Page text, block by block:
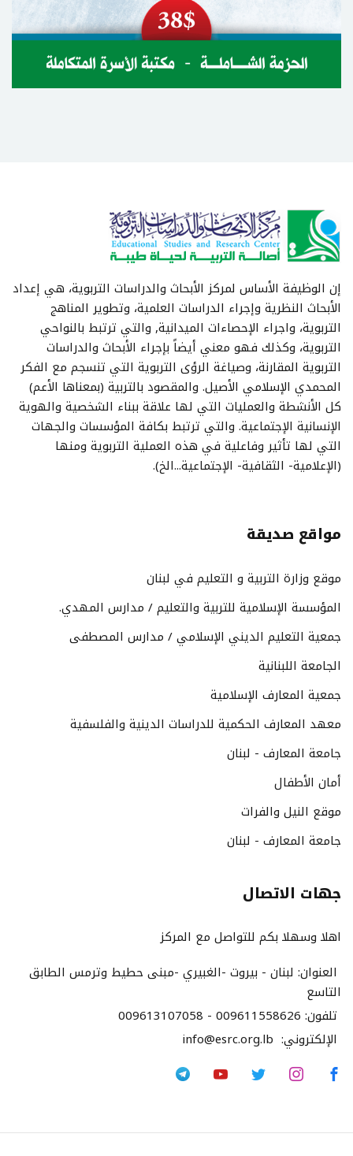
إن الوظيفة الأساس لمركز الأبحاث والدراسات التربوية، هي إعداد
الأبحاث النظرية وإجراء الدراسات العلمية، وتطوير المناهج
التربوية، واجراء الإحصاءات الميدانية, والتي ترتبط بالنواحي
التربوية، وكذلك فهو معني أيضاً بإجراء الأبحاث والدراسات
التربوية المقارنة، وصياغة الرؤى التربوية التي تنسجم مع الفكر
المحمدي الإسلامي الأصيل. والمقصود بالتربية (بمعناها الأعم)
كل الأنشطة والعمليات التي لها علاقة ببناء الشخصية والهوية
الإنسانية الإجتماعية. والتي ترتبط بكافة المؤسسات والجهات
التي لها تأثير وفاعلية في هذه العملية التربوية ومنها
(الإعلامية- الثقافية- الإجتماعية...الخ).
مواقع صديقة
موقع وزارة التربية و التعليم في لبنان
المؤسسة الإسلامية للتربية والتعليم / مدارس المهدي.
جمعية التعليم الديني الإسلامي / مدارس المصطفى
الجامعة اللبنانية
جمعية المعارف الإسلامية
معهد المعارف الحكمية للدراسات الدينية والفلسفية
جامعة المعارف - لبنان
أمان الأطفال
موقع النيل والفرات
جامعة المعارف - لبنان
جهات الاتصال
اهلا وسهلا بكم للتواصل مع المركز
العنوان: لبنان - بيروت -الغبيري -مبنى حطيط وترمس الطابق
التاسع
تلفون: 009613107058 - 009611558626
الإلكتروني: